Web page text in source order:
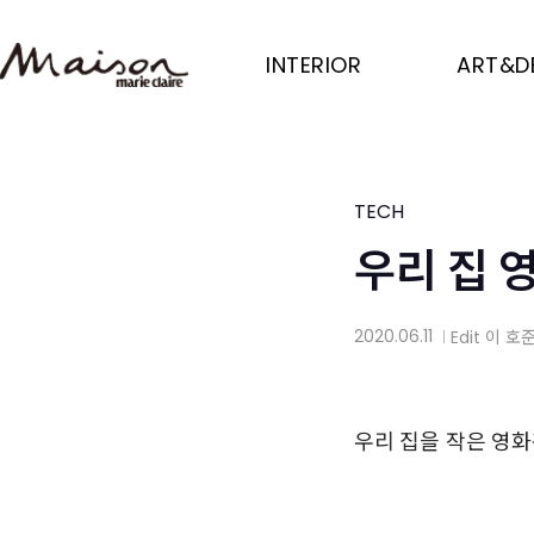
to
main
INTERIOR
TECH
우리 집
2020.06.11 Edit 이 호준
우리 집을 작은 영